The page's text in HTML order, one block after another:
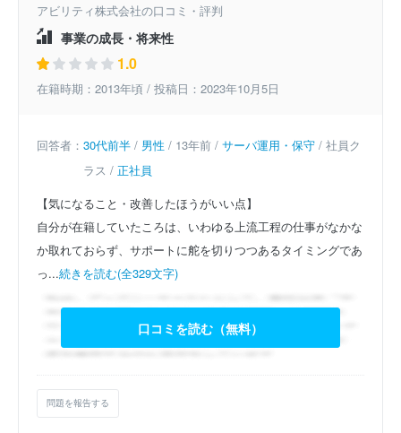
アビリティ株式会社の口コミ・評判
事業の成長・将来性
1.0
在籍時期：2013年頃 / 投稿日：2023年10月5日
回答者： 30代前半 / 男性 / 13年前 / サーバ運用・保守 / 社員ク
ラス / 正社員
【気になること・改善したほうがいい点】
自分が在籍していたころは、いわゆる上流工程の仕事がなかな
か取れておらず、サポートに舵を切りつつあるタイミングであ
っ...続きを読む(全329文字)
口コミを読む（無料）
問題を報告する